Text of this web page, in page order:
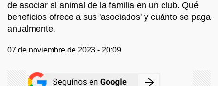
de asociar al animal de la familia en un club. Qué
beneficios ofrece a sus 'asociados' y cuánto se paga
anualmente.
07 de noviembre de 2023 - 20:09